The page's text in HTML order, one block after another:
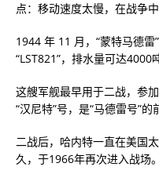
点：移动速度太慢，在战争中
1944 年 11 月，“蒙特马德
“LST821”，排水量可达4000
这艘军舰最早用于二战，参
“汉尼特”号，是“马德雷号”的
二战后，哈内特一直在美国
久，于1966年再次进入战场。